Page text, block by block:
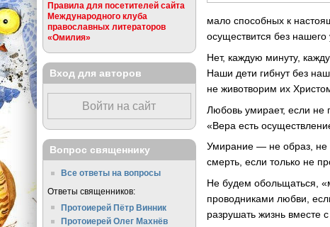
мало способных к
осуществится без
Нет, каждую минуту,
Наши дети гибнут без
не животворим их
Любовь умирает, если не
«Вера есть
Умирание — не образ,
смерть, если только не
Не будем обольщаться,
проводниками любви,
разрушать жизнь вместе
Правила для посетителей сайта
Международного клуба
православных литераторов
«Омилия»
Вход для авторов
Войти на сайт
Вопрос священнику
Все ответы на вопросы
Ответы священников:
Протоиерей Пётр Винник
Протоиерей Олег Махнёв